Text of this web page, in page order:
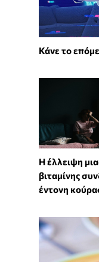
Κάνε το
⁠Η έλλειψη
βιταμίνης
έντονη